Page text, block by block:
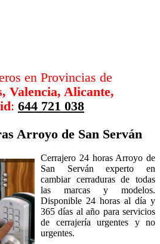
en Provincias de
Valencia, Alicante,
: 644 721 038
Arroyo de San Serván
Cerrajero 24 horas Arroyo de
San Serván experto en
cambiar cerraduras de todas
las marcas y modelos.
Disponible 24 horas al día y
365 días al año para servicios
de cerrajería urgentes y no
urgentes.